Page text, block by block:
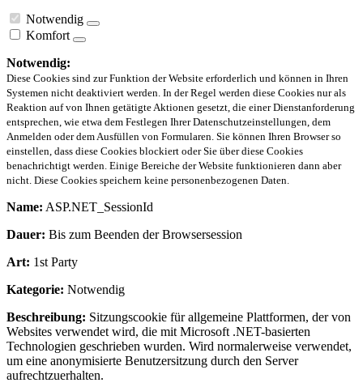
Notwendig
Komfort
Notwendig:
Diese Cookies sind zur Funktion der Website erforderlich und können in Ihren
Systemen nicht deaktiviert werden. In der Regel werden diese Cookies nur als
Reaktion auf von Ihnen getätigte Aktionen gesetzt, die einer Dienstanforderung
entsprechen, wie etwa dem Festlegen Ihrer Datenschutzeinstellungen, dem
Anmelden oder dem Ausfüllen von Formularen. Sie können Ihren Browser so
einstellen, dass diese Cookies blockiert oder Sie über diese Cookies
benachrichtigt werden. Einige Bereiche der Website funktionieren dann aber
nicht. Diese Cookies speichern keine personenbezogenen Daten.
Name: ASP.NET_SessionId
Dauer: Bis zum Beenden der Browsersession
Art: 1st Party
Kategorie: Notwendig
Beschreibung: Sitzungscookie für allgemeine Plattformen, der von
Websites verwendet wird, die mit Microsoft .NET-basierten
Technologien geschrieben wurden. Wird normalerweise verwendet,
um eine anonymisierte Benutzersitzung durch den Server
aufrechtzuerhalten.